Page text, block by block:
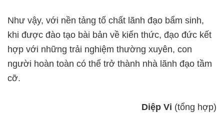
Như vậy, với nền tảng tố chất lãnh đạo bẩm sinh,
khi được đào tạo bài bản về kiến thức, đạo đức kết
hợp với những trải nghiệm thường xuyên, con
người hoàn toàn có thể trở thành nhà lãnh đạo tầm
cỡ.
Diệp Vi (tổng hợp)